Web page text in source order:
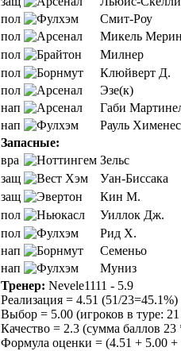
пол
Смит-Роу
пол
Микель
пол
Милнер
пол
Клюйверт Д.
пол
Эзе(к)
нап
Габи
нап
Рауль Хименес
Запасные:
вра
Зельс
защ
Уан-Биссака
защ
Кин М.
пол
Уиллок Дж.
пол
Рид Х.
нап
Семеньо
нап
Муниз
Тренер: Nevele1111 - 5.9
Реализация = 4.51 (51/23=45.1%)
Выбор = 5.00 (игроков в туре:
Качество = 2.3 (сумма баллов 23
Формула оценки = (4.51 + 5.00 +